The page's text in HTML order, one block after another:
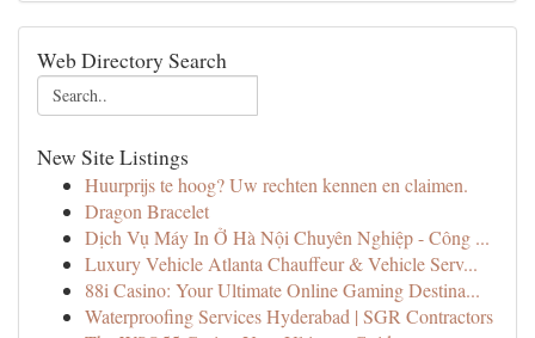
Web Directory Search
New Site Listings
Huurprijs te hoog? Uw rechten kennen en claimen.
Dragon Bracelet
Dịch Vụ Máy In Ở Hà Nội Chuyên Nghiệp - Công ...
Luxury Vehicle Atlanta Chauffeur & Vehicle Serv...
88i Casino: Your Ultimate Online Gaming Destina...
Waterproofing Services Hyderabad | SGR Contractors